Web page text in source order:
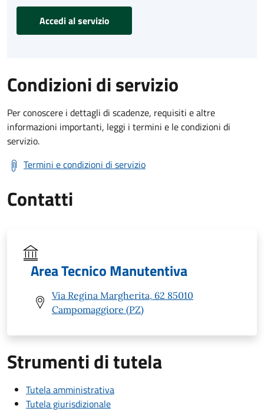
Accedi al servizio
Condizioni di servizio
Per conoscere i dettagli di scadenze, requisiti e altre
informazioni importanti, leggi i termini e le condizioni di
servizio.
Termini e condizioni di servizio
Contatti
Area Tecnico Manutentiva
Via Regina Margherita, 62 85010
Campomaggiore (PZ)
Strumenti di tutela
Tutela amministrativa
Tutela giurisdizionale